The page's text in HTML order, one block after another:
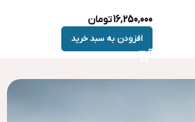
16,250,000تومان
افزودن به سبد خرید